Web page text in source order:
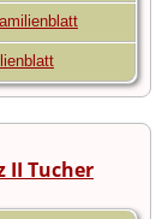
II Tucher